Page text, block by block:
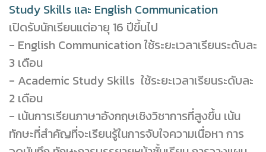
Study Skills และ English Communication
เปิดรับนักเรียนแต่อายุ 16 ปีขึ้นไป
- English Communication ใช้ระยะเวลาเรียนระดับละ
3 เดือน
- Academic Study Skills ใช้ระยะเวลาเรียนระดับละ
2 เดือน
- เน้นการเรียนภาษาอังกฤษเชิงวิชาการที่สูงขึ้น เน้น
ทักษะที่สำคัญที่จะเรียนรู้ในการจับใจความเนื่อหา การ